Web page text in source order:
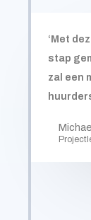
‘Met
stap
zal een